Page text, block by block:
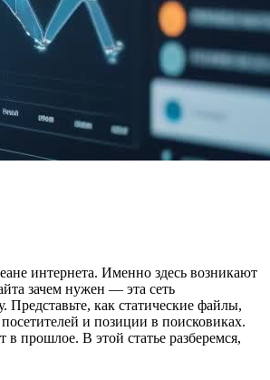
интернета. Именно здесь возникают
зачем нужен — эта сеть
Представьте, как статические файлы,
и позиции в поисковиках.
прошлое. В этой статье разберемся,